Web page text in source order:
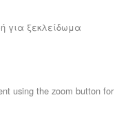
για ξεκλείδωμα
using the zoom button for